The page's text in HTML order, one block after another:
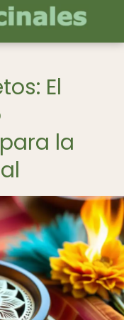
El
la